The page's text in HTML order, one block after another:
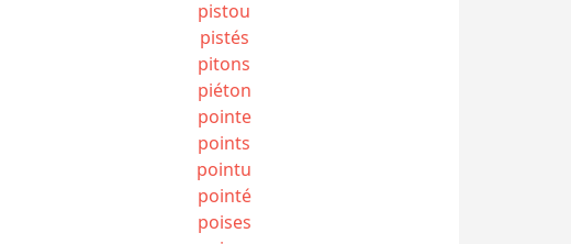
pistou
pistés
pitons
piéton
pointe
points
pointu
pointé
poises